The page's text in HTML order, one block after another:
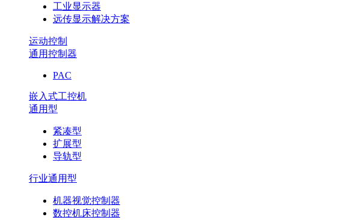
工业显示器
远传显示解决方案
运动控制
通用控制器
PAC
嵌入式工控机
通用型
紧凑型
扩展型
导轨型
行业通用型
机器视觉控制器
数控机床控制器